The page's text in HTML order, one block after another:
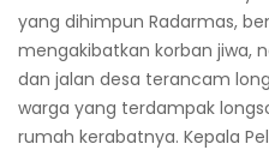
yang dihimpun Radarmas,
mengakibatkan korban jiwa,
dan jalan desa terancam
warga yang terdampak
rumah kerabatnya. Kepala